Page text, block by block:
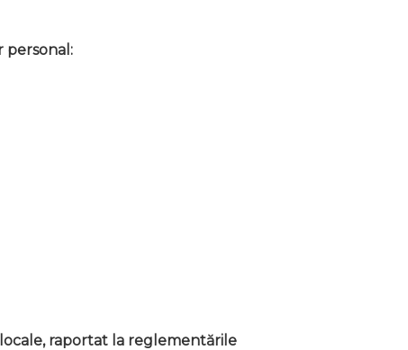
personal:
raportat la reglementările